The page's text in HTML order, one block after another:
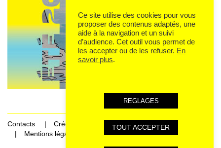
Contacts
Crédits
Mentions légales et données personnelles
Ce site utilise des cookies pour vous
proposer des contenus adaptés, une
aide à la navigation et un suivi
d’audience. Cet outil vous permet de
les accepter ou de les refuser. En
savoir plus.
REGLAGES
TOUT ACCEPTER